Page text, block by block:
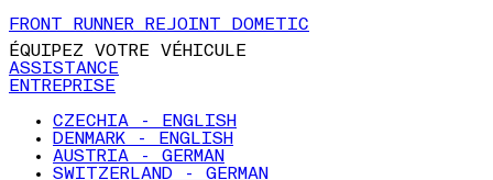
FRONT RUNNER REJOINT DOMETIC
ÉQUIPEZ VOTRE VÉHICULE
ASSISTANCE
ENTREPRISE
CZECHIA - ENGLISH
DENMARK - ENGLISH
AUSTRIA - GERMAN
SWITZERLAND - GERMAN